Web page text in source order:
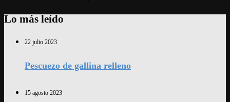
Lo más leído
22 julio 2023
Pescuezo de gallina relleno
15 agosto 2023